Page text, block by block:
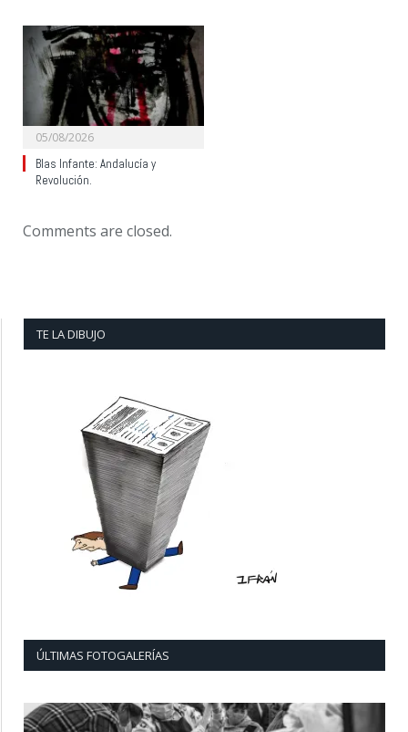
05/08/2026
Blas Infante: Andalucía y
Revolución.
Comments are closed.
TE LA DIBUJO
ÚLTIMAS FOTOGALERÍAS